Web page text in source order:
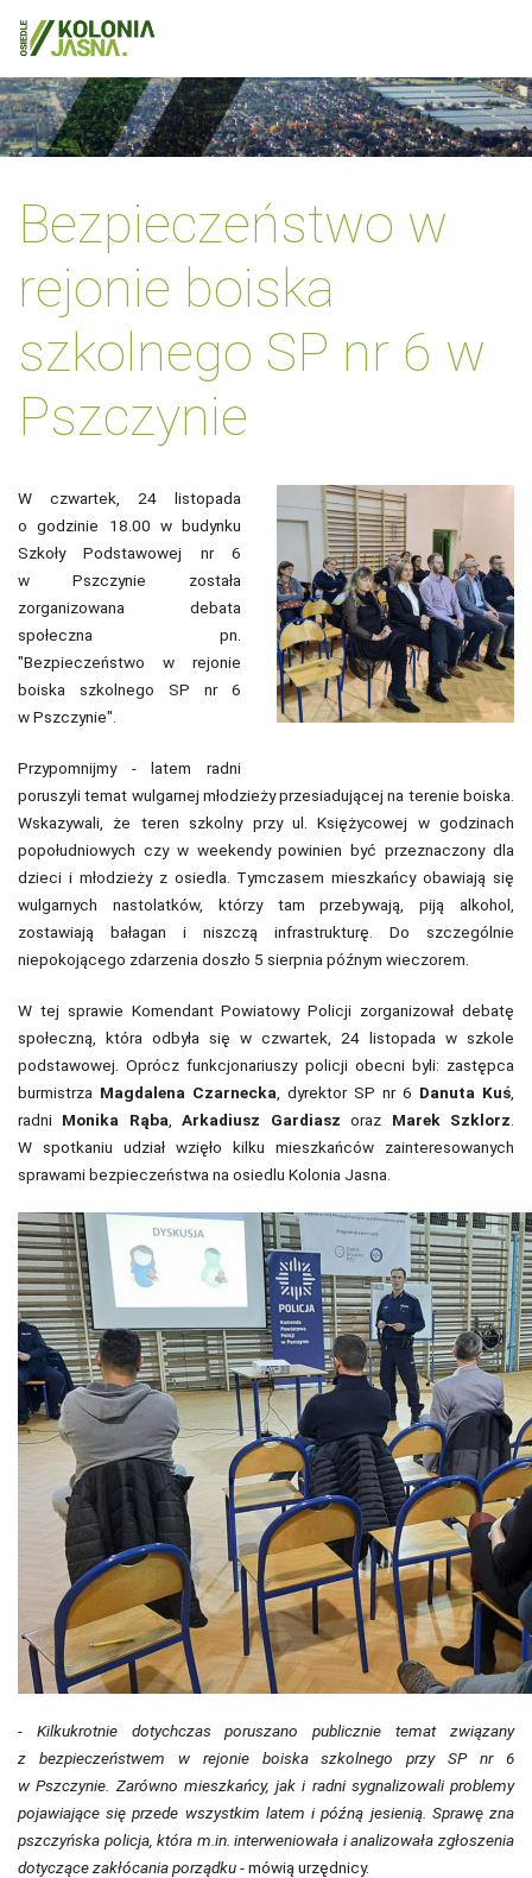
Bezpieczeństwo w
rejonie boiska
szkolnego SP nr 6 w
Pszczynie
W czwartek, 24 listopada
o godzinie 18.00 w budynku
Szkoły Podstawowej nr 6
w Pszczynie została
zorganizowana debata
społeczna pn.
"Bezpieczeństwo w rejonie
boiska szkolnego SP nr 6
w Pszczynie".
Przypomnijmy - latem radni
poruszyli temat wulgarnej młodzieży przesiadującej na terenie boiska.
Wskazywali, że teren szkolny przy ul. Księżycowej w godzinach
popołudniowych czy w weekendy powinien być przeznaczony dla
dzieci i młodzieży z osiedla. Tymczasem mieszkańcy obawiają się
wulgarnych nastolatków, którzy tam przebywają, piją alkohol,
zostawiają bałagan i niszczą infrastrukturę. Do szczególnie
niepokojącego zdarzenia doszło 5 sierpnia późnym wieczorem.
W tej sprawie Komendant Powiatowy Policji zorganizował debatę
społeczną, która odbyła się w czwartek, 24 listopada w szkole
podstawowej. Oprócz funkcjonariuszy policji obecni byli: zastępca
burmistrza Magdalena Czarnecka , dyrektor SP nr 6 Danuta Kuś
radni Monika Rąba ,Arkadiusz Gardiasz oraz Marek Szklorz
W spotkaniu udział wzięło kilku mieszkańców zainteresowanych
sprawami bezpieczeństwa na osiedlu Kolonia Jasna.
- Kilkukrotnie dotychczas poruszano publicznie temat związany
z bezpieczeństwem w rejonie boiska szkolnego przy SP nr 6
w Pszczynie. Zarówno mieszkańcy, jak i radni sygnalizowali problemy
pojawiające się przede wszystkim latem i późną jesienią. Sprawę zna
pszczyńska policja, która m.in. interweniowała i analizowała zgłoszenia
dotyczące zakłócania porządku- mówią urzędnicy.